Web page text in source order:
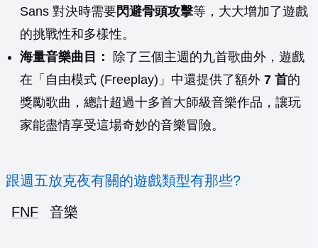
Sans 對決時需要閃避骨頭攻擊等，大大增加了遊戲
的挑戰性和多樣性。
海量音樂曲目：
除了三個主週的九首歌曲外，遊戲
在「自由模式 (Freeplay)」中還提供了額外 7 首的
獎勵歌曲，總計超過十多首大師級音樂作品，讓玩
家能盡情享受這場奇妙的音樂冒險。
跟週五放克夜有關的遊戲類型有那些?
FNF
音樂